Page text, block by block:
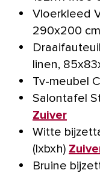
Vloerkleed
290x200
linen,
Tv-meubel
Salontafel
Zuiver
Witte
(lxbxh)
Bruine